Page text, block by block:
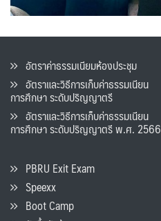
อัตราค่าธรรมเนียมห้องประชุม
อัตราและวิธีการเก็บค่าธรรมเนียน
การศึกษา ระดับปริญญาตรี
อัตราและวิธีการเก็บค่าธรรมเนียน
การศึกษา ระดับปริญญาตรี พ.ศ. 2566
PBRU Exit Exam
Speexx
Boot Camp